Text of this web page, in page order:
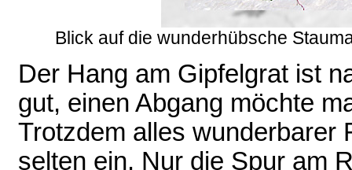
Blick auf die wunderhübsche
Der Hang am Gipfelgrat ist
gut, einen Abgang möchte
Trotzdem alles wunderbarer
selten ein. Nur die Spur am